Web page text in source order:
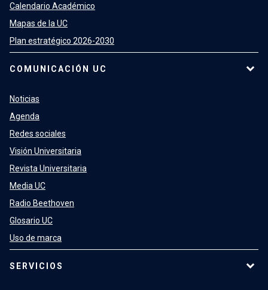
Calendario Académico
Mapas de la UC
Plan estratégico 2026-2030
COMUNICACIÓN UC
Noticias
Agenda
Redes sociales
Visión Universitaria
Revista Universitaria
Media UC
Radio Beethoven
Glosario UC
Uso de marca
SERVICIOS